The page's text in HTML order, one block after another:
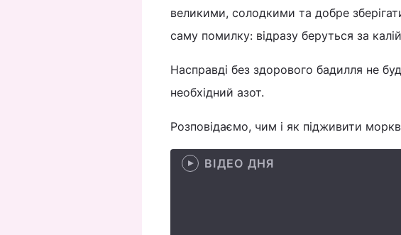
великими, солодкими та добре
саму помилку: відразу беруться за
Насправді без здорового бадилля не
необхідний азот.
Розповідаємо, чим і як підживити
ВІДЕО ДНЯ